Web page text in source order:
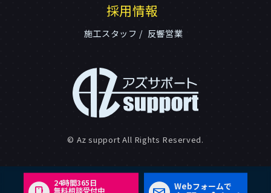
採用情報
施工スタッフ 反響営業
© Az support All Rights Reserved.
24時間365日
無料相談受付中 Webフォームで